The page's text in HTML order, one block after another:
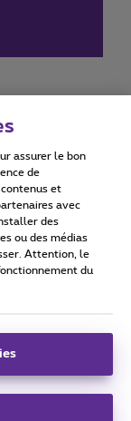
statement
assurer le bon
de
et
avec
des
ou des médias
Attention, le
du